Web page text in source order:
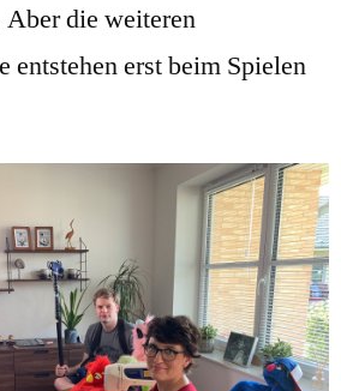
die weiteren
entstehen erst beim Spielen